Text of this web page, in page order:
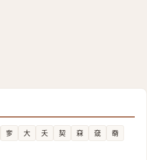
奓 大 夭 契 㚞 㚜
奣